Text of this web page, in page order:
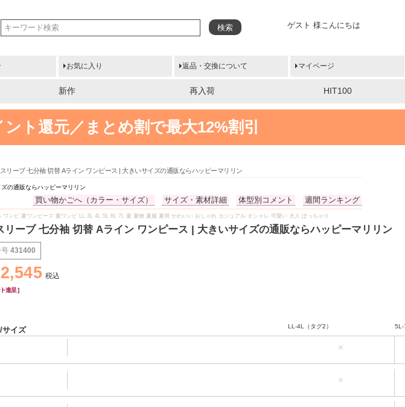
ゲスト 様こんにちは
検索
お気に入り 返品・交換について マイページ
新作 再入荷 HIT100
ト還元／まとめ割で最大12%割引
リーブ 七分袖 切替 Aライン ワンピース | 大きいサイズの通販ならハッピーマリリン
の通販ならハッピーマリリン
買い物かごへ（カラー・サイズ） サイズ・素材詳細 体型別コメント 週間ランキング
ワンピ 夏ワンピース 夏ワンピ LL 3L 4L 5L 6L 7L 夏 夏物 夏服 夏用 かわいい おしゃれ カジュアル オシャレ 可愛い 大人 ぽっちゃり
リーブ 七分袖 切替 Aライン ワンピース | 大きいサイズの通販ならハッピーマリリン
号 431400
2,545 税込
進呈 ]
サイズ LL-4L（タグ2）
×
5L-
×